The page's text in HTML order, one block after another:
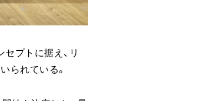
プトに据え、リ
られている。